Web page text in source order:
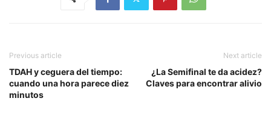
Previous article
TDAH y ceguera del tiempo:
cuando una hora parece diez
minutos
Next article
¿La Semifinal te da acidez?
Claves para encontrar alivio